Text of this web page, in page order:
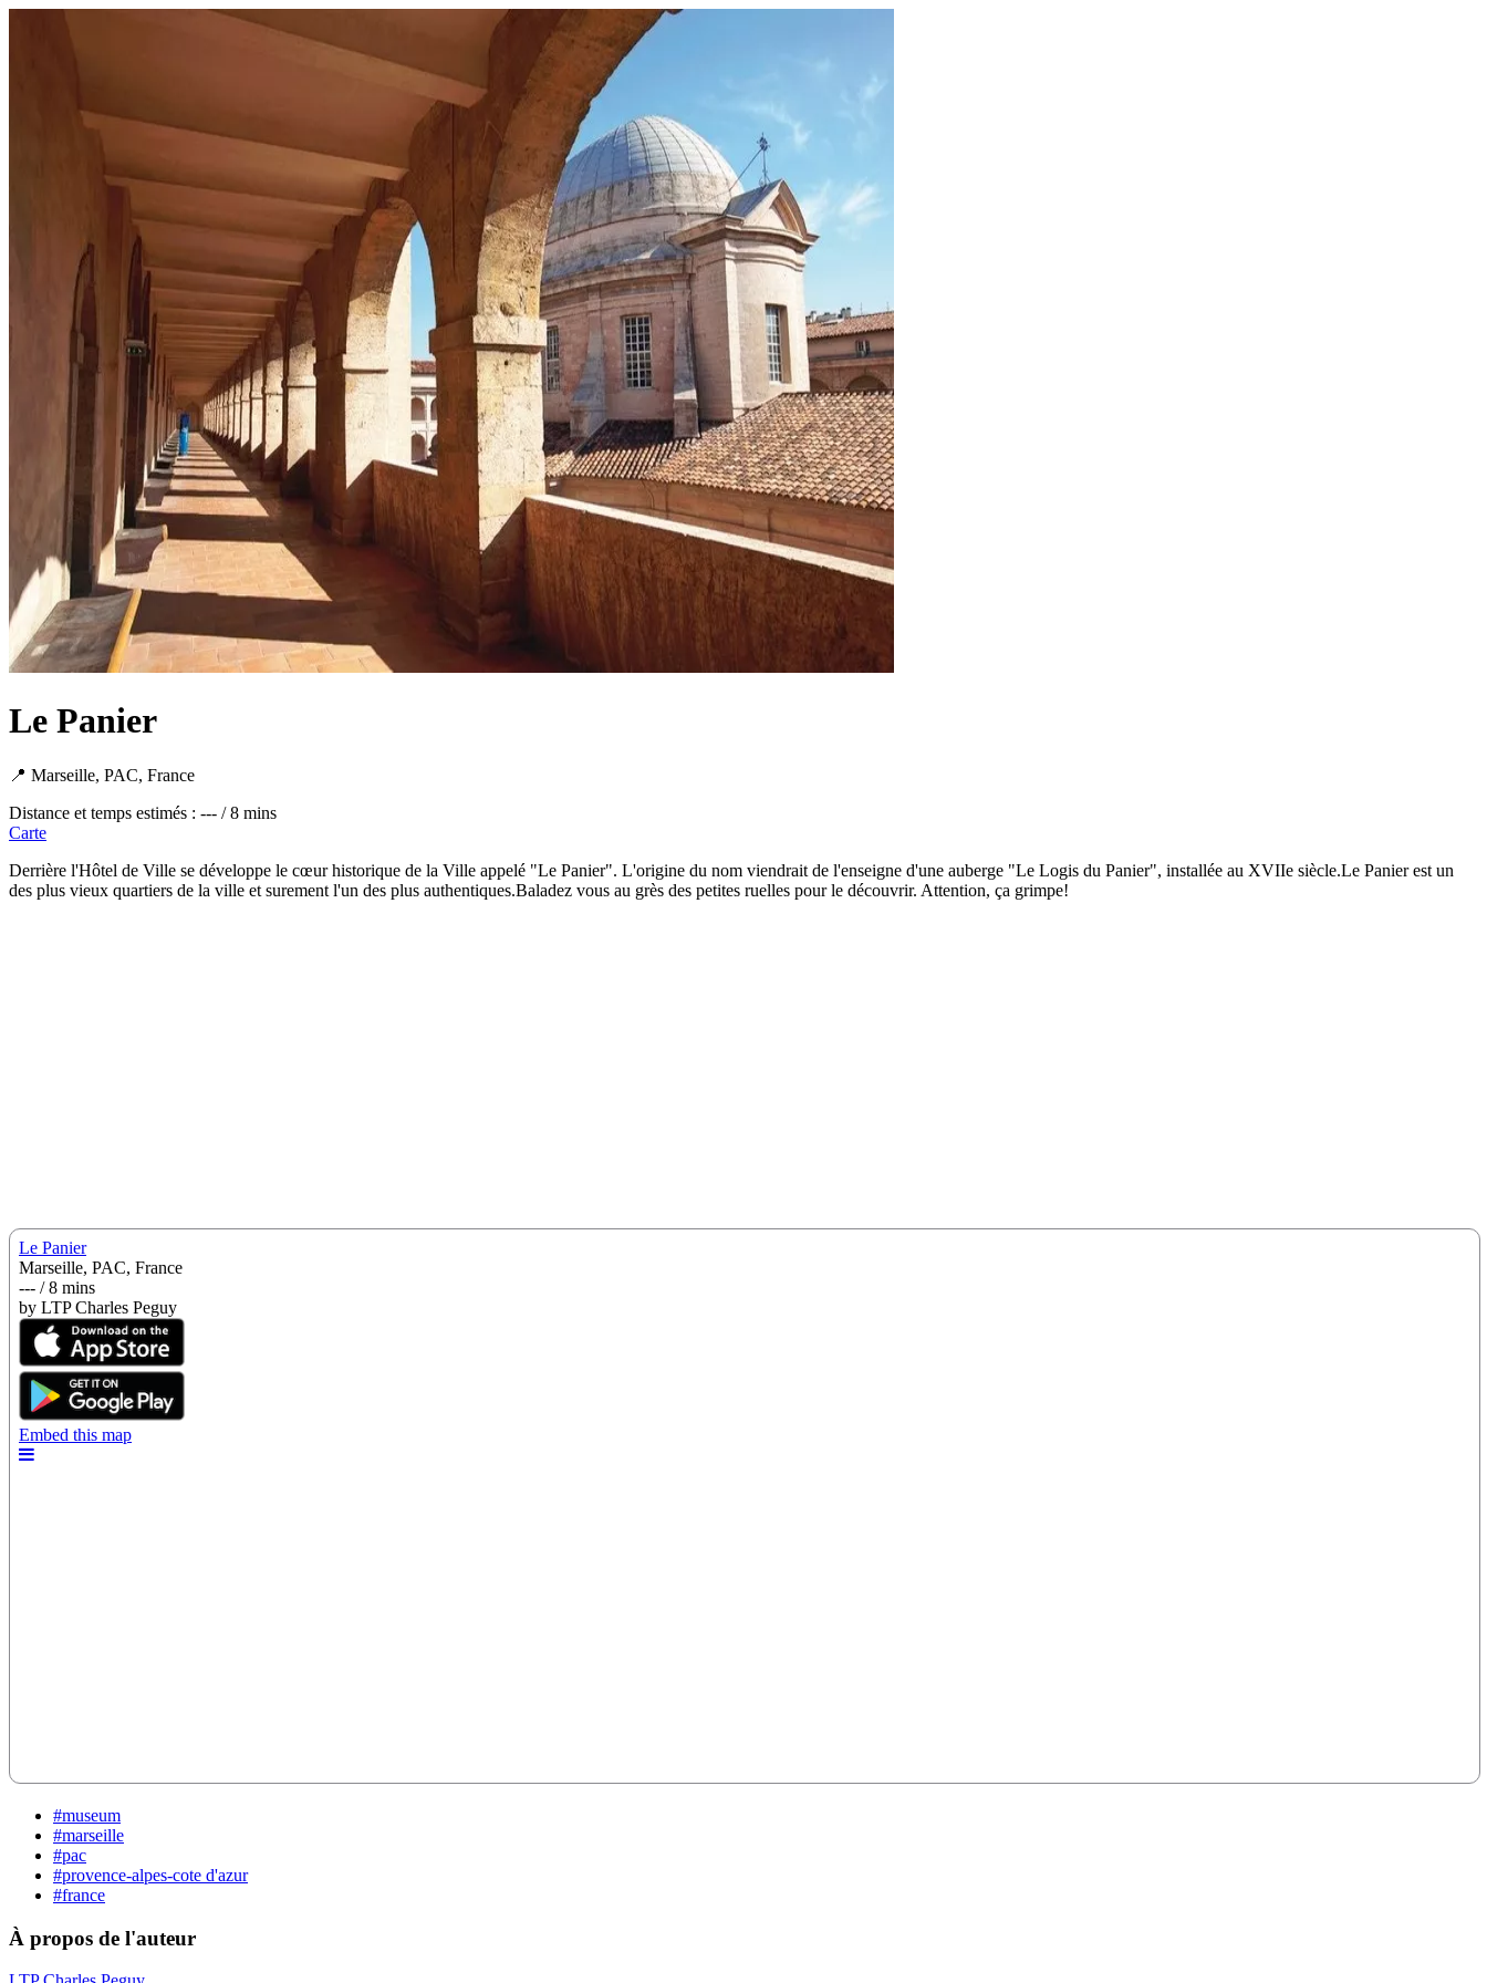
Le Panier
📍 Marseille, PAC, France
Distance et temps estimés : --- / 8 mins
Carte
Derrière l'Hôtel de Ville se développe le cœur historique de la Ville appelé "Le Panier". L'origine du nom viendrait de l'enseigne d'une auberge "Le Logis du Panier", installée au XVIIe siècle.Le Panier est un
des plus vieux quartiers de la ville et surement l'un des plus authentiques.Baladez vous au grès des petites ruelles pour le découvrir. Attention, ça grimpe!
#museum
#marseille
#pac
#provence-alpes-cote d'azur
#france
À propos de l'auteur